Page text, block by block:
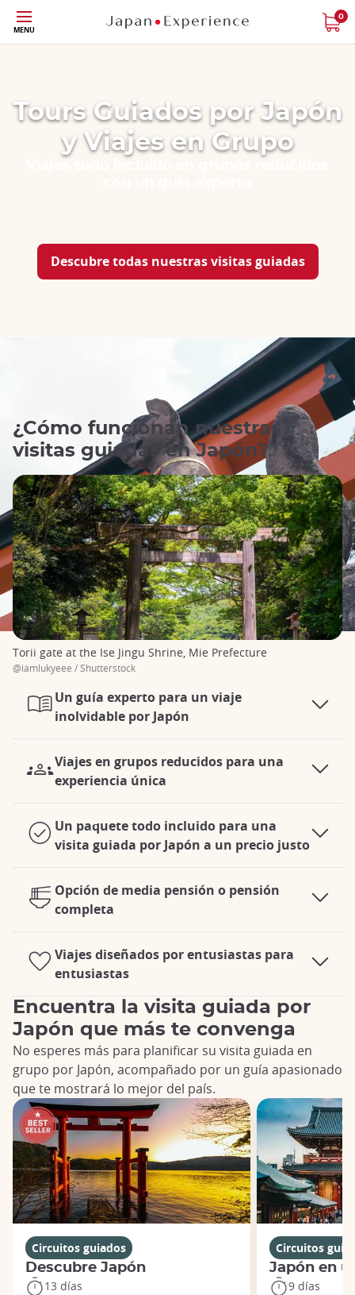
Tamaño
MENU
0
Tours Guiados por Japón
y Viajes en Grupo
Descubre todas nuestras visitas guiadas
¿Cómo funcionan nuestras
visitas guiadas en Japón?
Un guía experto para un viaje
inolvidable por Japón
Viajes en grupos reducidos para una
experiencia única
Un paquete todo incluido para una
visita guiada por Japón a un precio justo
Opción de media pensión o pensión
completa
Viajes diseñados por entusiastas para
entusiastas
Torii gate at the Ise Jingu Shrine, Mie Prefecture
@iamlukyeee / Shutterstock
Encuentra la visita guiada por
Japón que más te convenga
No esperes más para planificar su visita guiada en
grupo por Japón, acompañado por un guía apasionado
que te mostrará lo mejor del país.
Circuitos guiados
Descubre Japón
13 días
Circuitos
Japón en
9 días